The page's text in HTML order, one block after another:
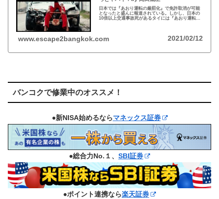
日本では『あおり運転の厳罰化』で免許取消が可能
となったと盛んに報道されている。しかし、日本の
10倍以上交通事故死があるタイには『あおり運転』
www.escape2bangkok.com 2021/02/12
バンコクで修業中のオススメ！
●新NISA始めるならマネックス証券
●総合力No.１、 SBI証券
●ポイント連携なら楽天証券